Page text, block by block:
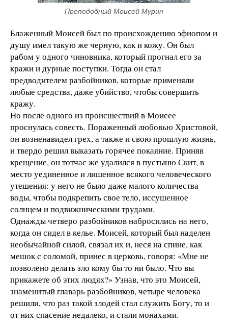
Преподобный Моисей Мурин
Блаженный Моисей был по происхождению эфиопом и
душу имел такую же черную, как и кожу. Он был
рабом у одного чиновника, который прогнал его за
кражи и дурные поступки. Тогда он стал
предводителем разбойников, которые применяли
любые средства, даже убийство, чтобы совершить
кражу.
Но после одного из происшествий в Моисее
проснулась совесть. Пораженный любовью Христовой,
он возненавидел грех, а также и свою прошлую жизнь,
и твердо решил выказать горячее покаяние. Приняв
крещение, он тотчас же удалился в пустыню Скит, в
место уединенное и лишенное всякого человеческого
утешения: у него не было даже малого количества
воды, чтобы подкрепить свое тело, иссушенное
солнцем и подвижническими трудами.
Однажды четверо разбойников набросились на него,
когда он сидел в келье. Моисей, который был наделен
необычайной силой, связал их и, неся на спине, как
мешок с соломой, принес в церковь, говоря: «Мне не
позволено делать зло кому бы то ни было. Что вы
прикажете об этих людях?» Узнав, что это Моисей,
знаменитый главарь разбойников, четыре человека
решили, что раз такой злодей стал служить Богу, то и
от них спасение недалеко, и стали монахами.